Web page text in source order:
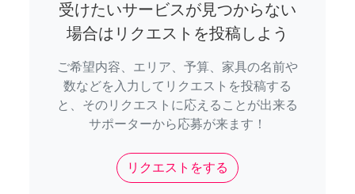
受けたいサービスが見つからない
場合はリクエストを投稿しよう
ご希望内容、エリア、予算、家具の名前や
数などを入力してリクエストを投稿する
と、そのリクエストに応えることが出来る
サポーターから応募が来ます！
リクエストをする